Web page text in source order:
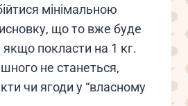
мінімальною
що то вже буде
покласти на 1 кг.
не станеться,
чи ягоди у “власному